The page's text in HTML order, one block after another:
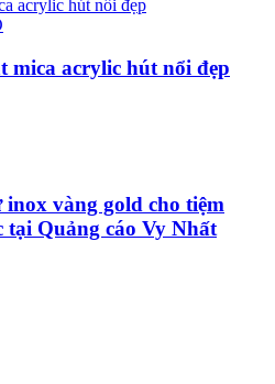
mica acrylic hút nổi đẹp
vàng gold cho tiệm
Quảng cáo Vy Nhất